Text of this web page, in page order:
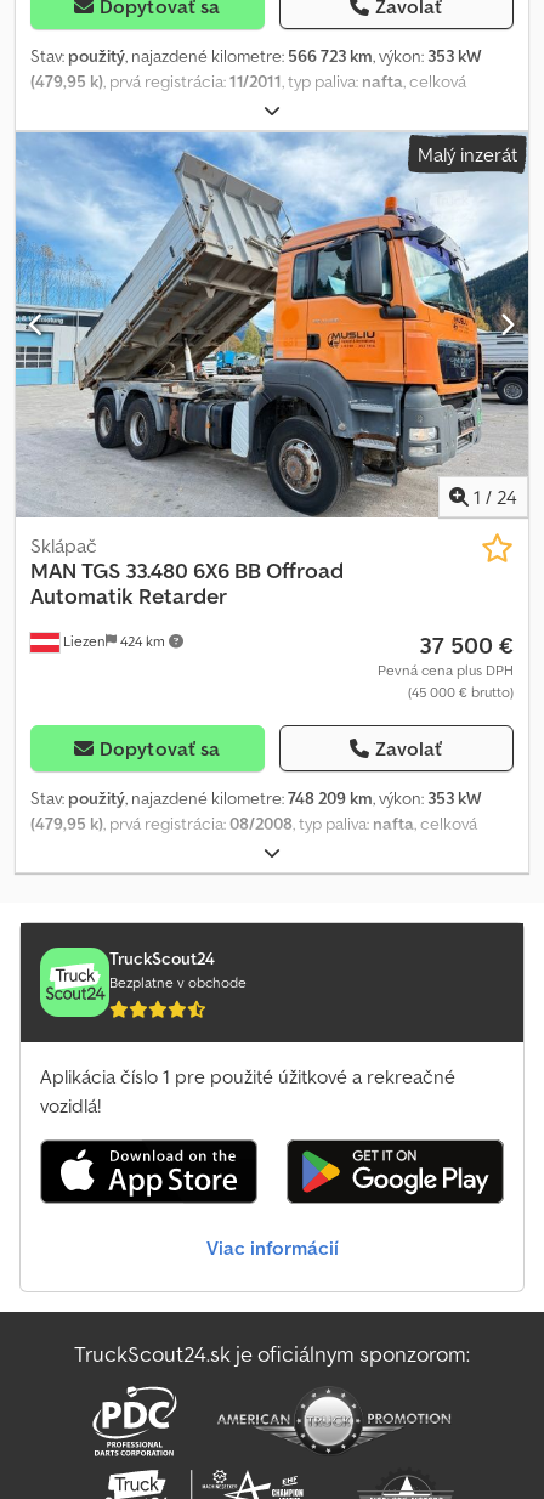
Dopytovať sa Zavolať
Stav: použitý, najazdené kilometre: 566 723 km, výkon: 353 kW
(479,95 k), prvá registrácia:11/2011, typ paliva: nafta, celková
, konfigurácia náprav:
retardér, farba:žltá, typ prevodu:automatický, emisná trieda:
, dĺžka ložného priestoru:7 200 mm, šírka ložného priestoru:
2 500 mm , výška ložného priestoru: 2 350 mm , Rok výroby:
Výbava:ABS, elektronický stabilizačný program (ESP),
klimatizácia, nezávislé kúrenie, sadzový filter, * MAN TGS 35.480
8x4-4 BL * Peletky, krmivo, obilie * Sacie, tlakové a sklápačové
vozidlo * Hydraulické zariadenie + kompresor * Celková hmotnosť
32.000 kg * Užitočná hmotnosť 17.945 kg * Rozmery D: 7.300 mm V:
2.350 mm * Retardér * Rok výroby 2011 * Euro 5 EEV * Počet
najazdených km 5.566.723 * Klimatizácia * WMA92SZZ5CL063650
* Nová cena 450.000 € bez DPH * Pracovný čas Po-Pi 07:30-12:00
13:00-18:00, Sobota 07:30-17:00 * E-Mail: * Tel/Whatsapp/Viber:
Alexandar Ilic Crjdexzwd Tepfx Aa Djf * Tel/Whatsapp/Viber
English: Mladen Ilic
Malý inzerát
1 / 24
Liezen 424 km
Sklápač
MAN TGS 33.480 6X6 BB Offroad
Automatik Retarder
37 500 €
Pevná cena plus DPH
(45 000 € brutto)
Dopytovať sa Zavolať
Stav: použitý, najazdené kilometre:748 209 km, výkon: 353 kW
(479,95 k), prvá registrácia:08/2008, typ paliva: nafta, celková
, konfigurácia náprav:
retardér, farba:oranžová, typ prevodu:automatický, emisná
stabilizačný program (ESP), klimatizácia, pohon všetkých kolies,
MAN TGS 33.480 6X6 BB Euro4 offroad s automatickou
prevodovkou a retardérom Primetzhofer trojstranný sklápací voz s
hliníkovými bočnicami Bordmatik Crodpfx Aasymif Ij Def
TruckScout24
Bezplatne v obchode
Aplikácia číslo 1 pre použité úžitkové a rekreačné
vozidlá!
Viac informácií
TruckScout24.sk je oficiálnym sponzorom: